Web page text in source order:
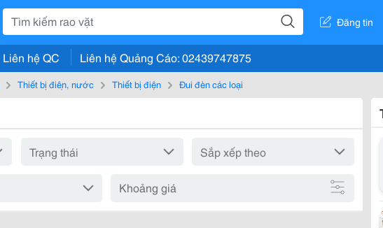
Đăng tin
Liên hệ QC Liên hệ Quảng Cáo: 02439747875
Thiết bị điện, nước Thiết bị điện Đui đèn các loại
Khoảng giá